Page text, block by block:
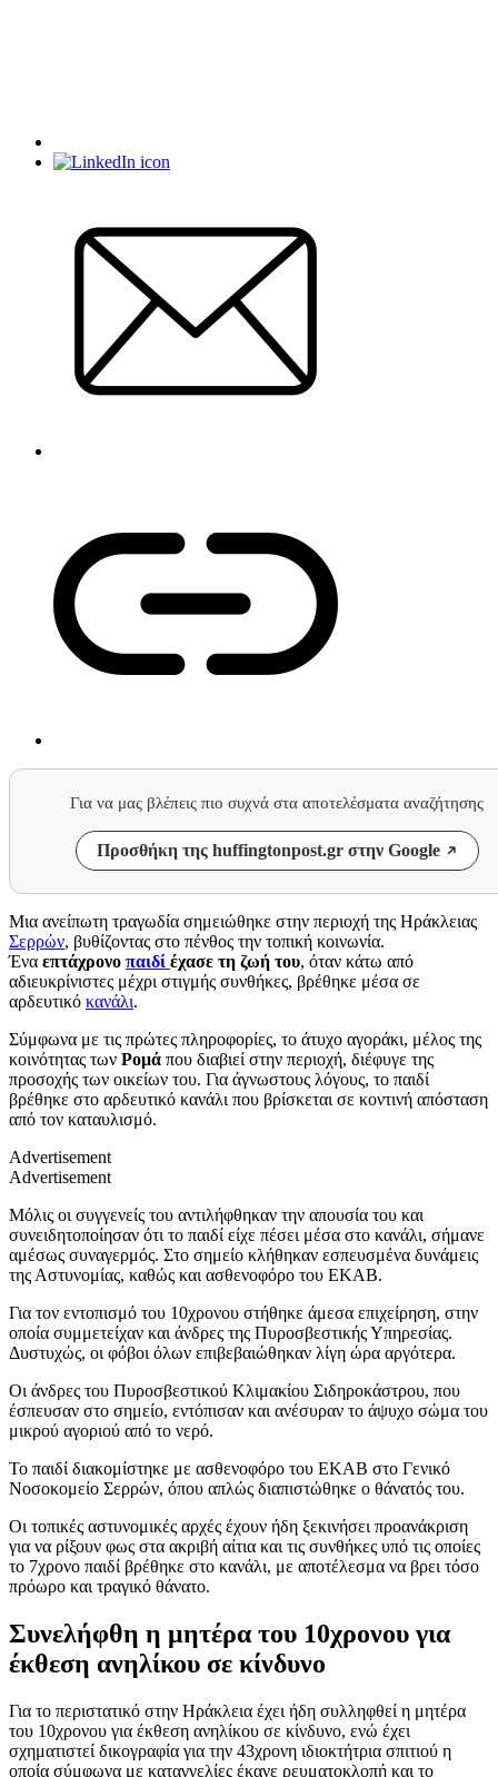
Για να μας βλέπεις πιο συχνά στα αποτελέσματα αναζήτησης
Προσθήκη της huffingtonpost.gr στην Google
Μια ανείπωτη τραγωδία σημειώθηκε στην περιοχή της Ηράκλειας
Σερρών, βυθίζοντας στο πένθος την τοπική κοινωνία.
Ένα επτάχρονο παιδί έχασε τη ζωή του, όταν κάτω από
αδιευκρίνιστες μέχρι στιγμής συνθήκες, βρέθηκε μέσα σε
αρδευτικό κανάλι.
Σύμφωνα με τις πρώτες πληροφορίες, το άτυχο αγοράκι, μέλος της
κοινότητας των Ρομά που διαβιεί στην περιοχή, διέφυγε της
προσοχής των οικείων του. Για άγνωστους λόγους, το παιδί
βρέθηκε στο αρδευτικό κανάλι που βρίσκεται σε κοντινή απόσταση
από τον καταυλισμό.
Advertisement
Advertisement
Μόλις οι συγγενείς του αντιλήφθηκαν την απουσία του και
συνειδητοποίησαν ότι το παιδί είχε πέσει μέσα στο κανάλι, σήμανε
αμέσως συναγερμός. Στο σημείο κλήθηκαν εσπευσμένα δυνάμεις
της Αστυνομίας, καθώς και ασθενοφόρο του ΕΚΑΒ.
Για τον εντοπισμό του 10χρονου στήθηκε άμεσα επιχείρηση, στην
οποία συμμετείχαν και άνδρες της Πυροσβεστικής Υπηρεσίας.
Δυστυχώς, οι φόβοι όλων επιβεβαιώθηκαν λίγη ώρα αργότερα.
Οι άνδρες του Πυροσβεστικού Κλιμακίου Σιδηροκάστρου, που
έσπευσαν στο σημείο, εντόπισαν και ανέσυραν το άψυχο σώμα του
μικρού αγοριού από το νερό.
Το παιδί διακομίστηκε με ασθενοφόρο του ΕΚΑΒ στο Γενικό
Νοσοκομείο Σερρών, όπου απλώς διαπιστώθηκε ο θάνατός του.
Οι τοπικές αστυνομικές αρχές έχουν ήδη ξεκινήσει προανάκριση
για να ρίξουν φως στα ακριβή αίτια και τις συνθήκες υπό τις οποίες
το 7χρονο παιδί βρέθηκε στο κανάλι, με αποτέλεσμα να βρει τόσο
πρόωρο και τραγικό θάνατο.
Συνελήφθη η μητέρα του 10χρονου για
έκθεση ανηλίκου σε κίνδυνο
Για το περιστατικό στην Ηράκλεια έχει ήδη συλληφθεί η μητέρα
του 10χρονου για έκθεση ανηλίκου σε κίνδυνο, ενώ έχει
σχηματιστεί δικογραφία για την 43χρονη ιδιοκτήτρια σπιτιού η
οποία σύμφωνα με καταγγελίες έκανε ρευματοκλοπή και το